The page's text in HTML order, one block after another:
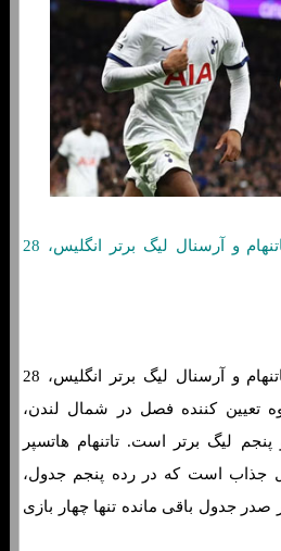
پیش بینی و شرط بندی تاتنهام و آرسنال لیگ برتر انگلیس، 28
پیش بینی و شرط بندی تاتنهام و آرسنال لیگ برتر انگلیس، 28
بالقوه تعیین کننده فصل در شمال لندن،
لیگ برتر است. تاتنهام هاتسپر
جذاب است که در رده پنجم جدول،
جدول باقی مانده تنها چهار بازی